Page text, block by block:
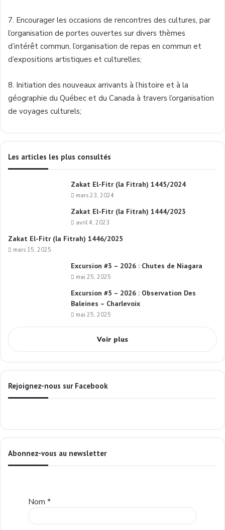
7. Encourager les occasions de rencontres des cultures, par
l’organisation de portes ouvertes sur divers thèmes
d’intérêt commun, l’organisation de repas en commun et
d’expositions artistiques et culturelles;
8. Initiation des nouveaux arrivants à l’histoire et à la
géographie du Québec et du Canada à travers l’organisation
de voyages culturels;
Les articles les plus consultés
Zakat El-Fitr (la Fitrah) 1445/2024
mars 23, 2024
Zakat El-Fitr (la Fitrah) 1444/2023
avril 4, 2023
Zakat El-Fitr (la Fitrah) 1446/2025
mars 15, 2025
Excursion #3 – 2026 : Chutes de Niagara
mai 25, 2025
Excursion #5 – 2026 : Observation Des
Baleines – Charlevoix
mai 25, 2025
Voir plus
Rejoignez-nous sur Facebook
Abonnez-vous au newsletter
Nom *